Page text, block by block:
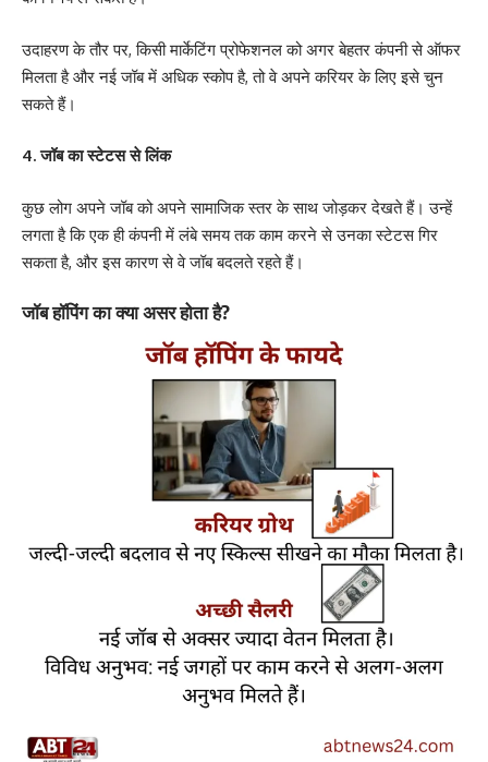
उदाहरण के तौर पर, किसी मार्केटिंग प्रोफेशनल को अगर बेहतर कंपनी से ऑफर
मिलता है और नई जॉब में अधिक स्कोप है, तो वे अपने करियर के लिए इसे चुन
सकते हैं।
4. जॉब का स्टेटस से लिंक
कुछ लोग अपने जॉब को अपने सामाजिक स्तर के साथ जोड़कर देखते हैं। उन्हें
लगता है कि एक ही कंपनी में लंबे समय तक काम करने से उनका स्टेटस गिर
सकता है, और इस कारण से वे जॉब बदलते रहते हैं।
जॉब हॉपिंग का क्या असर होता है?